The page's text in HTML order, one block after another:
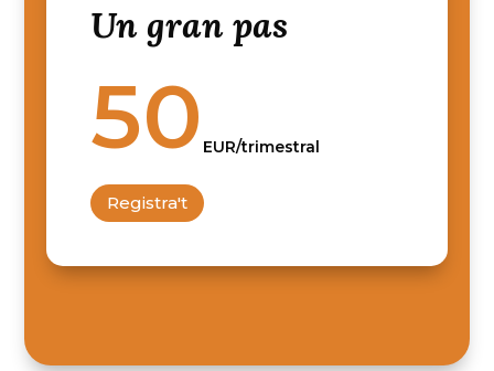
Un gran pas
50 EUR/trimestral
Registra't